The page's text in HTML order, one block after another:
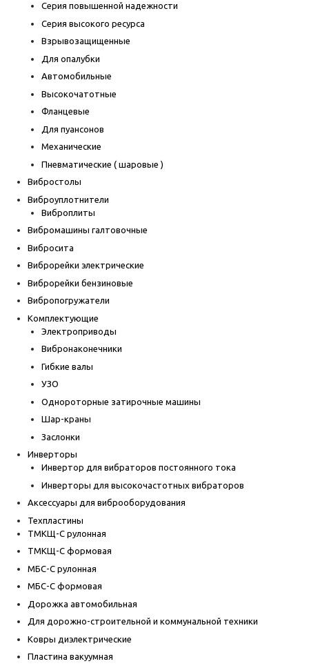
Серия повышенной надежности
Серия высокого ресурса
Взрывозащищенные
Для опалубки
Автомобильные
Высокочатотные
Фланцевые
Для пуансонов
Механические
Пневматические ( шаровые )
Вибростолы
Виброуплотнители
Виброплиты
Вибромашины галтовочные
Вибросита
Виброрейки электрические
Виброрейки бензиновые
Вибропогружатели
Комплектующие
Электроприводы
Вибронаконечники
Гибкие валы
УЗО
Однороторные затирочные машины
Шар-краны
Заслонки
Инверторы
Инвертор для вибраторов постоянного тока
Инверторы для высокочастотных вибраторов
Аксессуары для виброоборудования
Техпластины
ТМКЩ-С рулонная
ТМКЩ-С формовая
МБС-С рулонная
МБС-С формовая
Дорожка автомобильная
Для дорожно-строительной и коммунальной техники
Ковры диэлектрические
Пластина вакуумная